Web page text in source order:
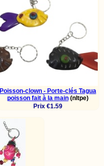
Poisson-clown - Porte-clés Tagua
poisson fait à la main(nltpe)
Prix €1.59